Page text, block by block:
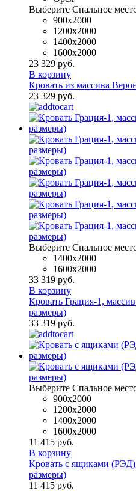
Выберите Спальное
900x2000
1200x2000
1400x2000
1600х2000
23 329 руб.
В корзину
Кровать из массива
23 329 руб.
Выберите Спальное
1400x2000
1600х2000
33 319 руб.
В корзину
Кровать Грация-1,
размеры)
33 319 руб.
Выберите Спальное
900x2000
1200x2000
1400x2000
1600х2000
11 415 руб.
В корзину
Кровать с ящиками
размеры)
11 415 руб.